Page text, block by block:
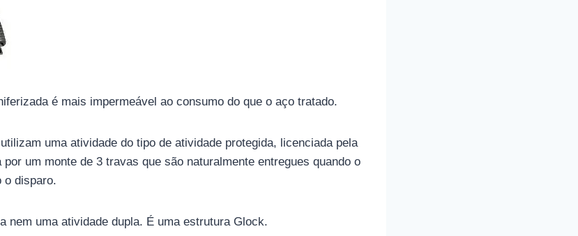
é mais impermeável ao consumo do que o aço tratado.
uma atividade do tipo de atividade protegida, licenciada pela
um monte de 3 travas que são naturalmente entregues quando o
o disparo.
nem uma atividade dupla. É uma estrutura Glock.